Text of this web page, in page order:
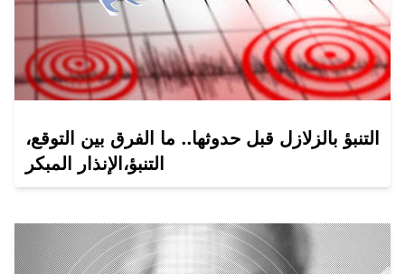
التنبؤ بالزلازل قبل حدوثها.. ما الفرق بين التوقع،
التنبؤ،الإنذار المبكر